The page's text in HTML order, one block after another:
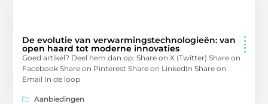
De evolutie van verwarmingstechnologieën: van
open haard tot moderne innovaties
Goed artikel? Deel hem dan op: Share on X (Twitter) Share on
Facebook Share on Pinterest Share on LinkedIn Share on
Email In de loop
Aanbiedingen